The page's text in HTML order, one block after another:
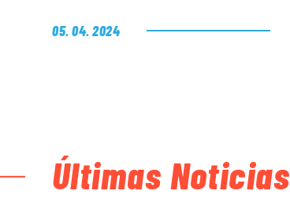
05. 04. 2024
Últimas Noticias